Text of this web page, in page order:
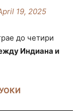
19, 2025
до четири
Индиана и